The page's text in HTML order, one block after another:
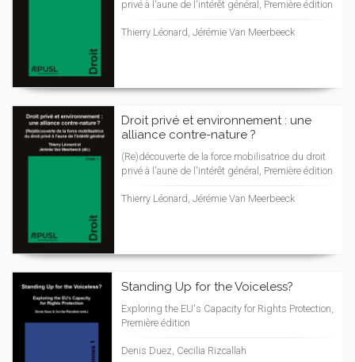
privé à l'aune de l'intérêt général, Première édition
Thierry Léonard, Jérémie Van Meerbeeck
Droit privé et environnement : une
alliance contre-nature ?
(Re)découverte de la force mobilisatrice du droit
privé à l'aune de l'intérêt général, Première édition
Thierry Léonard, Jérémie Van Meerbeeck
Standing Up for the Voiceless?
Exploring the EU's Capacity for Rights Protection,
Première édition
Denis Duez, Cecilia Rizcallah